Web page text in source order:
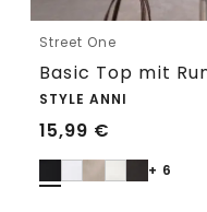
Street One
STYLE ANNI
15,99 €
+ 6